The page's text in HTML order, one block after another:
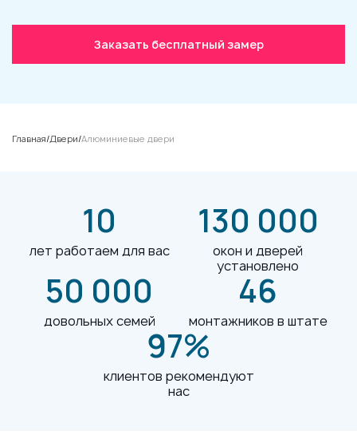
Заказать бесплатный замер
Главная/Двери/Алюминиевые двери
10
лет работаем для вас
130 000
окон и дверей
установлено
46
монтажников в штате
50 000
довольных семей
97%
клиентов рекомендуют
нас